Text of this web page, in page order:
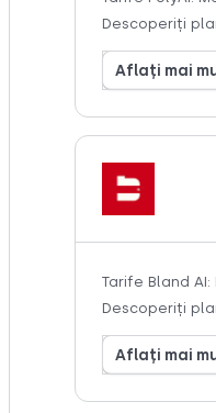
Descoperiți
Aflați mai
Tarife Bland
Descoperiți
Aflați mai